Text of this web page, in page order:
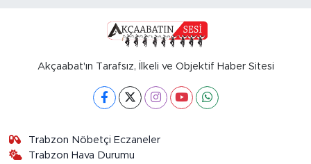
Akçaabat'ın Tarafsız, İlkeli ve Objektif Haber Sitesi
Trabzon Nöbetçi Eczaneler
Trabzon Hava Durumu